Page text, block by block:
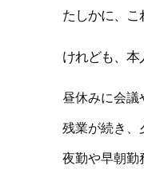
たしかに、こ
けれども、本
昼休みに会議
残業が続き、
夜勤や早朝勤